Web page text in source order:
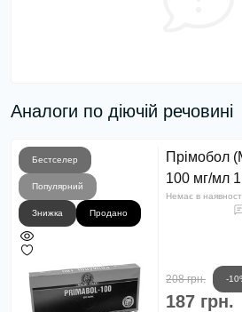
Аналоги по діючій речовині
Бестселер
Популярний
Знижка Продано
Прімобол
100 мг/мл
Немає в
208 грн. -
187 грн.